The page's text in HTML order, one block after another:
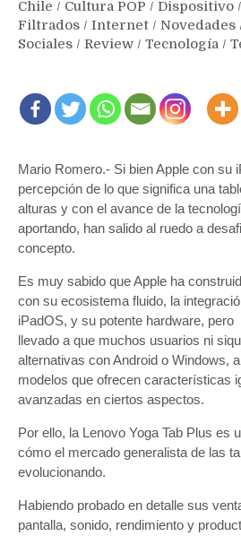
Chile / Cultura POP / Dispositivo /
Filtrados / Internet / Novedades
Sociales / Review / Tecnología /
Mario Romero.- Si bien Apple con su
percepción de lo que significa una
alturas y con el avance de la
aportando, han salido al ruedo a
concepto.
Es muy sabido que Apple ha
con su ecosistema fluido, la
iPadOS, y su potente hardware,
llevado a que muchos usuarios ni
alternativas con Android o Windows,
modelos que ofrecen características
avanzadas en ciertos aspectos.
Por ello, la Lenovo Yoga Tab Plus es
cómo el mercado generalista de las
evolucionando.
Habiendo probado en detalle sus
pantalla, sonido, rendimiento y